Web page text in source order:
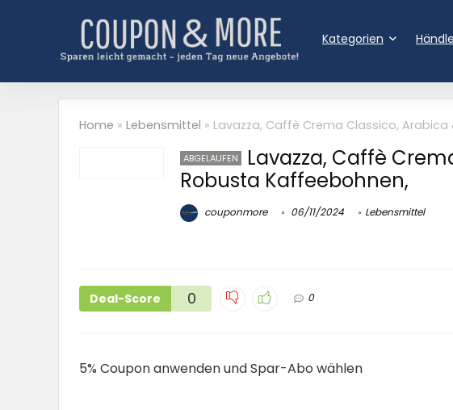
Kategorien
Home » Lebensmittel » Lavazza, Caffè Crema Classico,
ABGELAUFEN
Lavazza, Caffè
Robusta Kaffeebohnen,
couponmore 06/11/2024 Lebensmittel
Deal-Score 0 0
5% Coupon anwenden und Spar-Abo wählen